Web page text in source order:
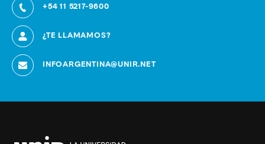
+54 11 5217-9600
¿TE LLAMAMOS?
INFOARGENTINA@UNIR.NET